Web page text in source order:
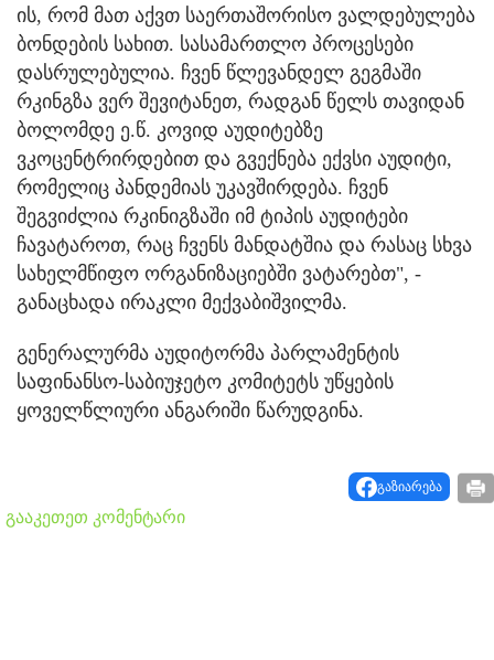
ის, რომ მათ აქვთ საერთაშორისო ვალდებულება
ბონდების სახით. სასამართლო პროცესები
დასრულებულია. ჩვენ წლევანდელ გეგმაში
რკინგზა ვერ შევიტანეთ, რადგან წელს თავიდან
ბოლომდე ე.წ. კოვიდ აუდიტებზე
ვკოცენტრირდებით და გვექნება ექვსი აუდიტი,
რომელიც პანდემიას უკავშირდება. ჩვენ
შეგვიძლია რკინიგზაში იმ ტიპის აუდიტები
ჩავატაროთ, რაც ჩვენს მანდატშია და რასაც სხვა
სახელმწიფო ორგანიზაციებში ვატარებთ", -
განაცხადა ირაკლი მექვაბიშვილმა.
გენერალურმა აუდიტორმა პარლამენტის
საფინანსო-საბიუჯეტო კომიტეტს უწყების
ყოველწლიური ანგარიში წარუდგინა.
გაზიარება
გააკეთეთ კომენტარი